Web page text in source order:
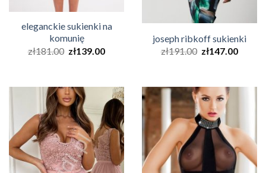
eleganckie sukienki na
komunię
zł181.00 zł139.00
joseph ribkoff sukienki
zł191.00 zł147.00